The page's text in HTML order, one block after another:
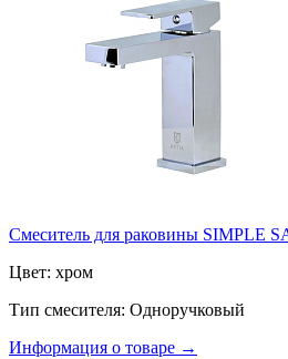
Смеситель для раковины SIMPLE
Цвет: хром
Тип смесителя: Одноручковый
Информация о товаре →